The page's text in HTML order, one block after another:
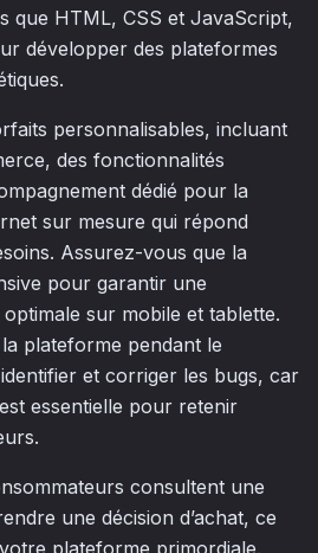
que HTML, CSS et JavaScript,
développer des plateformes
personnalisables, incluant
des fonctionnalités
dédié pour la
sur mesure qui répond
Assurez-vous que la
pour garantir une
sur mobile et tablette.
plateforme pendant le
et corriger les bugs, car
essentielle pour retenir
consultent une
une décision d’achat, ce
plateforme primordiale.